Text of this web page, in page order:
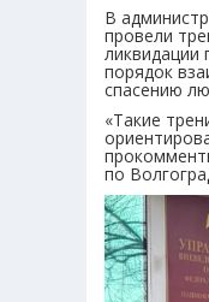
В
провели
порядок
спасению
«Такие
по